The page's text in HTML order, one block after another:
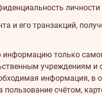
и его транзакций,
только
учреждениям
информация,
пользование счётом,